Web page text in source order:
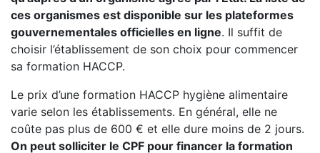
ces organismes est disponible sur les plateformes
gouvernementales officielles en ligne. Il suffit de
choisir l’établissement de son choix pour commencer
sa formation HACCP.
Le prix d’une formation HACCP hygiène alimentaire
varie selon les établissements. En général, elle ne
coûte pas plus de 600 € et elle dure moins de 2 jours.
On peut solliciter le CPF pour financer la formation